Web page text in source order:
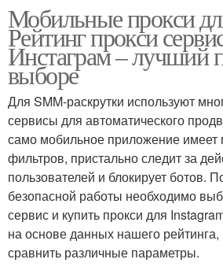
Мобильные прокси
Рейтинг прокси
Инстаграм – лучший
выборе
Для SMM-раскрутки используют
сервисы для автоматического
само мобильное приложение имеет
фильтров, пристально следит за
пользователей и блокирует ботов.
безопасной работы необходимо
сервис и купить прокси для
на основе данных нашего
сравнить различные параметры.